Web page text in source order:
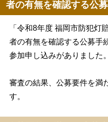
者の有無を確認する公
「令和8年度 福岡市防犯灯
者の有無を確認する公募手
参加申し込みがありました。
審査の結果、公募要件を満
す。